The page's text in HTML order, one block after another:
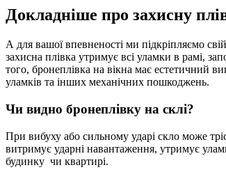
Докладніше про захисну
А для вашої впевненості ми підкріпляємо
захисна плівка утримує всі уламки в рамі,
того, бронеплівка на вікна має естетичний
уламків та інших механічних пошкоджень.
Чи видно бронеплівку на склі?
При вибуху або сильному ударі скло може
витримує ударні навантаження, утримує
будинку чи квартирі.